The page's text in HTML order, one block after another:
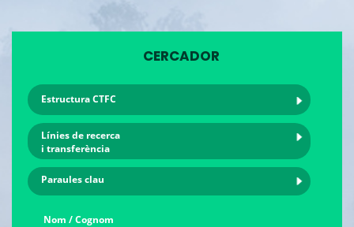
CERCADOR
Estructura CTFC
Línies de recerca
i transferència
Paraules clau
Nom / Cognom